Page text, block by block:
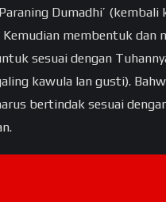
Dumadhi’ (kembali
Kemudian membentuk dan
sesuai dengan
kawula lan gusti).
bertindak sesuai